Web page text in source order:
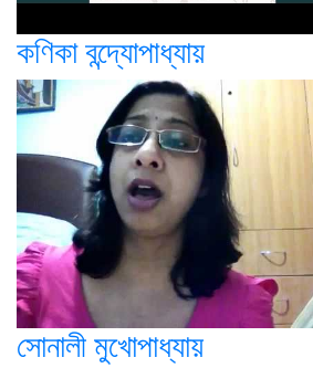
কণিকা বন্দ্যোপাধ্যায়
সোনালী মুখোপাধ্যায়